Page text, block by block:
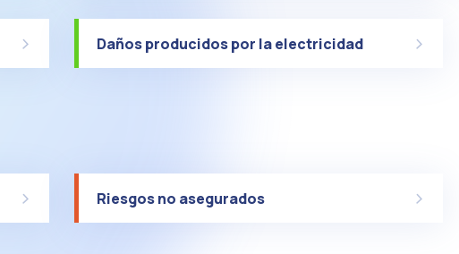
Daños producidos por la electricidad
Riesgos no asegurados